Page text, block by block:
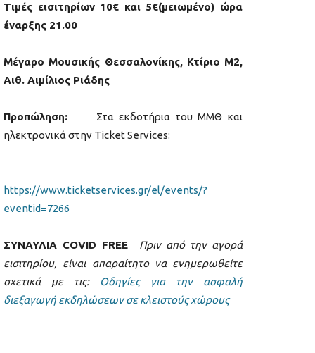
Τιμές εισιτηρίων 10€ και 5€(μειωμένο) ώρα
έναρξης 21.00
Μέγαρο Μουσικής Θεσσαλονίκης, Κτίριο Μ2,
Αιθ. Αιμίλιος Ριάδης
Προπώληση: Στα εκδοτήρια του ΜΜΘ και
ηλεκτρονικά στην Ticket Services:
https://www.ticketservices.gr/el/events/?
eventid=7266
ΣΥΝΑΥΛΙΑ COVID FREE Πριν από την αγορά
εισιτηρίου, είναι απαραίτητο να ενημερωθείτε
σχετικά με τις:
Οδηγίες για την ασφαλή
διεξαγωγή εκδηλώσεων σε κλειστούς χώρους